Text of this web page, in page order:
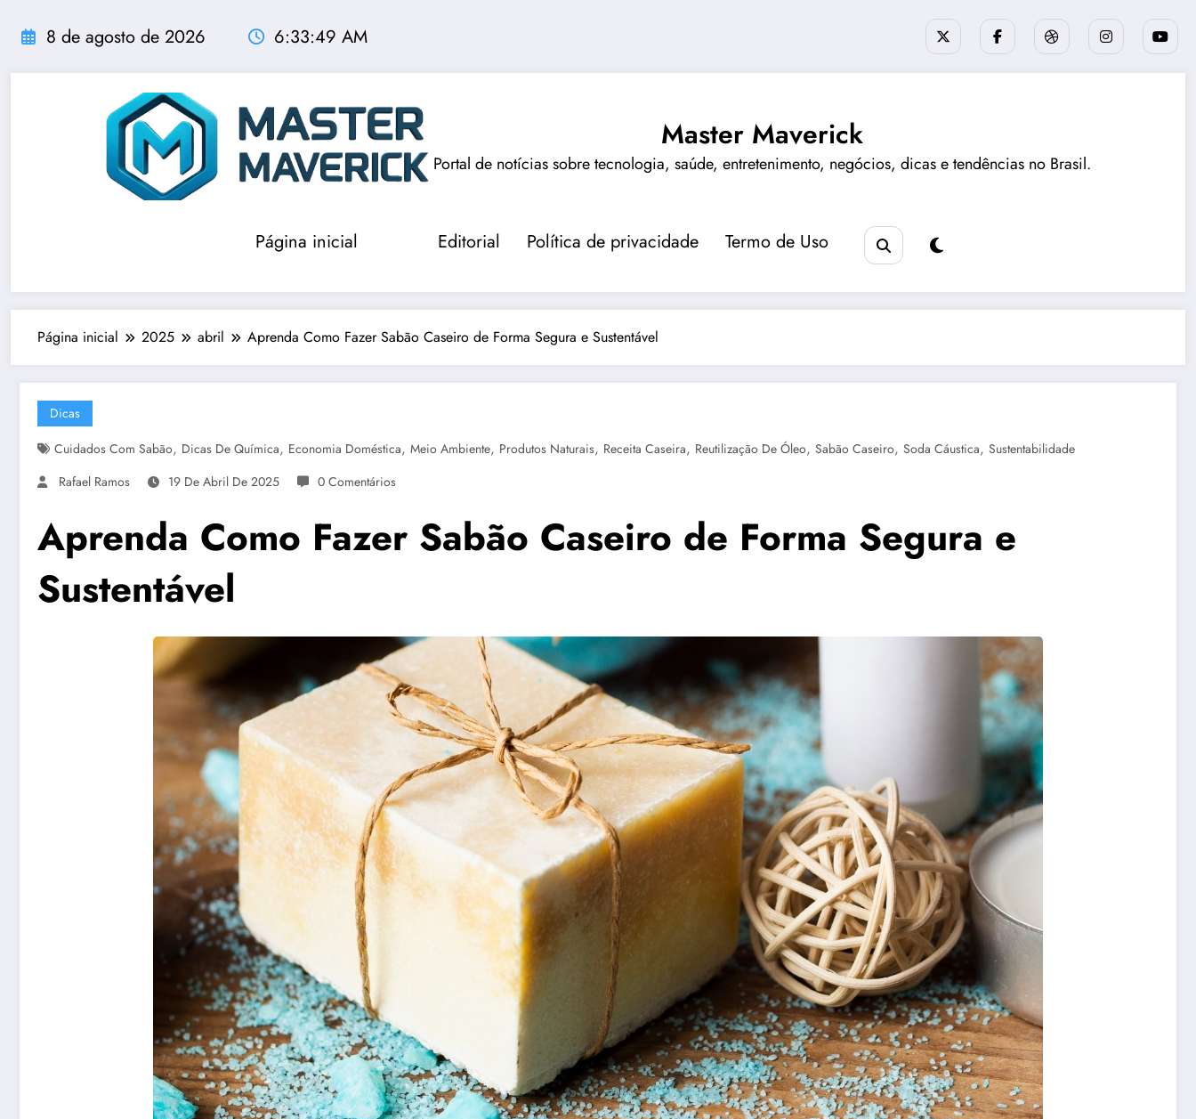
para
conteúdo
8 de agosto de 2026 6:33:51 AM
Master Maverick
Portal de notícias sobre tecnologia, saúde, entretenimento, negócios, dicas e tendências no Brasil.
Página inicial Editorial Política de privacidade Termo de Uso
Página inicial 2025 abril Aprenda Como Fazer Sabão Caseiro de Forma Segura e Sustentável
Dicas
Cuidados Com Sabão, Dicas De Química, Economia Doméstica, Meio Ambiente, Produtos Naturais, Receita Caseira, Reutilização De Óleo, Sabão Caseiro, Soda Cáustica, Sustentabilidade
Rafael Ramos
19 De Abril De 2025 0 Comentários
Aprenda Como Fazer Sabão Caseiro de Forma Segura e
Sustentável